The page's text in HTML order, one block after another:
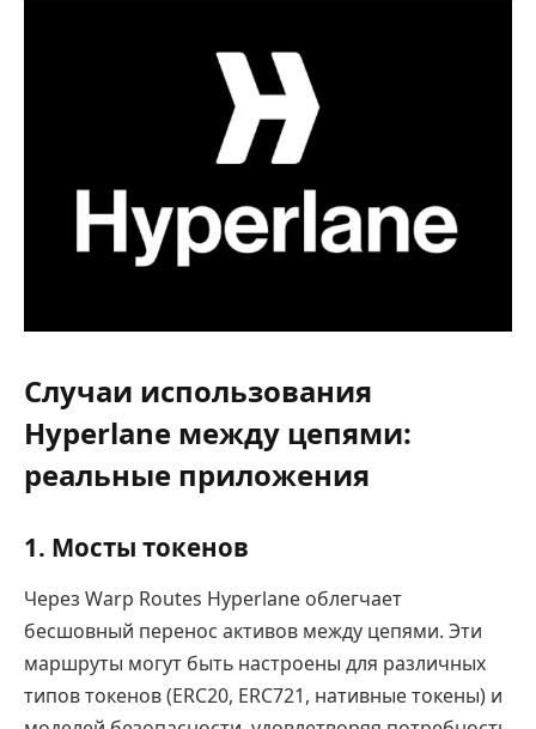
Случаи использования
Hyperlane между цепями:
реальные приложения
1. Мосты токенов
Через Warp Routes Hyperlane облегчает
бесшовный перенос активов между цепями. Эти
маршруты могут быть настроены для различных
типов токенов (ERC20, ERC721, нативные токены) и